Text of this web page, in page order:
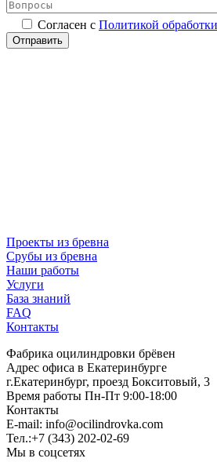
Согласен с Политикой
Проекты из бревна
Срубы из бревна
Наши работы
Услуги
База знаний
FAQ
Контакты
Фабрика оцилиндровки брёвен
Адрес офиса в Екатеринбурге
г.Екатеринбург, проезд Бокситовый, 3
Время работы Пн-Пт 9:00-18:00
Контакты
E-mail: info@ocilindrovka.com
Тел.:+7 (343) 202-02-69
Мы в соцсетях